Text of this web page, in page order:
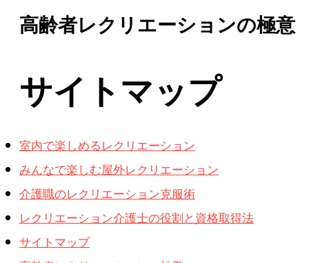
高齢者レクリエーションの極意
サイトマップ
室内で楽しめるレクリエーション
みんなで楽しむ屋外レクリエーション
介護職のレクリエーション克服術
レクリエーション介護士の役割と資格取得法
サイトマップ